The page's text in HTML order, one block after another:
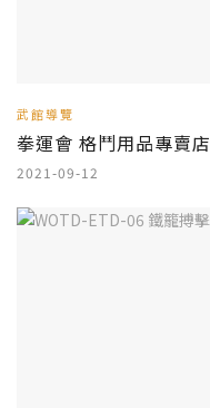
武館導覽
拳運會 格鬥用品專賣店
2021-09-12